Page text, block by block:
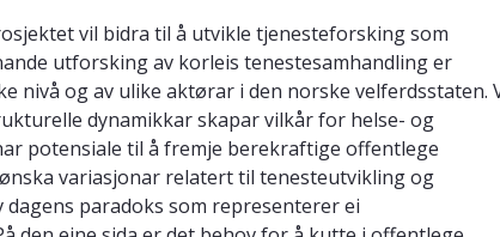
vil bidra til å utvikle tjenesteforsking som
utforsking av korleis tenestesamhandling er
nivå og av ulike aktørar i den norske velferdsstaten.
dynamikkar skapar vilkår for helse- og
potensiale til å fremje berekraftige offentlege
variasjonar relatert til tenesteutvikling og
paradoks som representerer ei